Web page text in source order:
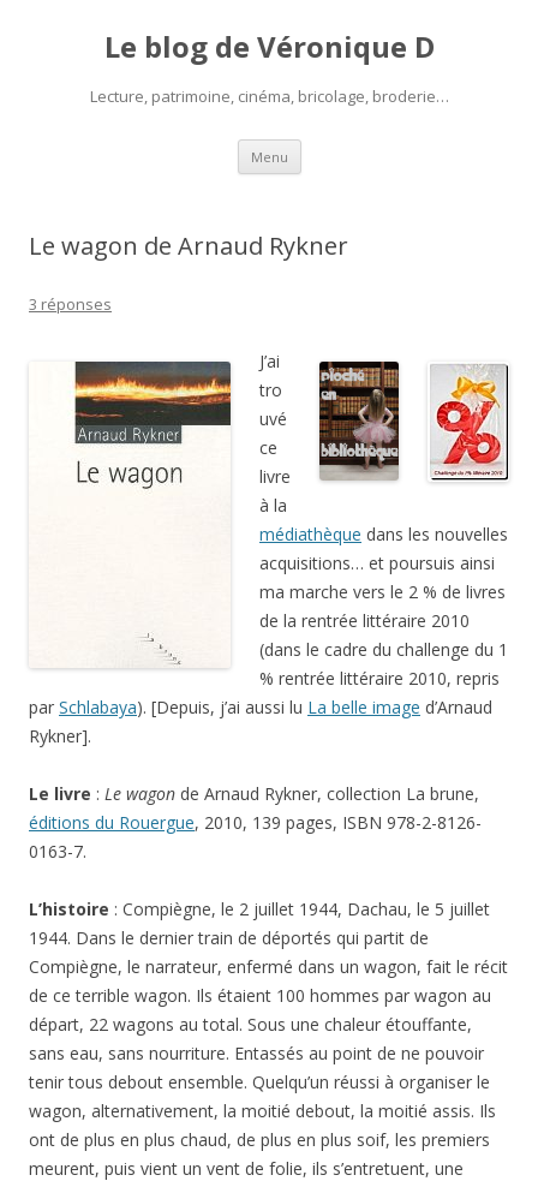
Le blog de Véronique D
Lecture, patrimoine, cinéma, bricolage, broderie…
Menu Aller
contenu
Le wagon de Arnaud Rykner
3 réponses
J’ai
tro
uvé
ce
livre
à la
médiathèque dans les nouvelles
acquisitions… et poursuis ainsi
ma marche vers le 2 % de livres
de la rentrée littéraire 2010
(dans le cadre du challenge du 1
% rentrée littéraire 2010, repris
par Schlabaya). [Depuis, j’ai aussi lu La belle image d’Arnaud
Rykner].
Le livre : Le wagon de Arnaud Rykner, collection La brune,
éditions du Rouergue, 2010, 139 pages, ISBN 978-2-8126-
0163-7.
L’histoire : Compiègne, le 2 juillet 1944, Dachau, le 5 juillet
1944. Dans le dernier train de déportés qui partit de
Compiègne, le narrateur, enfermé dans un wagon, fait le récit
de ce terrible wagon. Ils étaient 100 hommes par wagon au
départ, 22 wagons au total. Sous une chaleur étouffante,
sans eau, sans nourriture. Entassés au point de ne pouvoir
tenir tous debout ensemble. Quelqu’un réussi à organiser le
wagon, alternativement, la moitié debout, la moitié assis. Ils
ont de plus en plus chaud, de plus en plus soif, les premiers
meurent, puis vient un vent de folie, ils s’entretuent, une